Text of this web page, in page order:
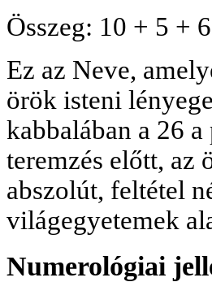
Összeg: 10 + 5 +
Ez az Neve,
örök isteni
kabbalában a 26
teremzés előtt, az
abszolút, feltétel
világegyetemek
Numerológiai